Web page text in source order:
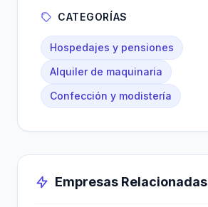
CATEGORÍAS
Hospedajes y pensiones
Alquiler de maquinaria
Confección y modistería
Empresas Relacionadas